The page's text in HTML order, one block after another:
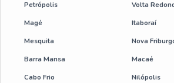
Petrópolis Volta
Magé Itaboraí
Mesquita Nova
Barra Mansa Macaé
Cabo Frio Nilópolis